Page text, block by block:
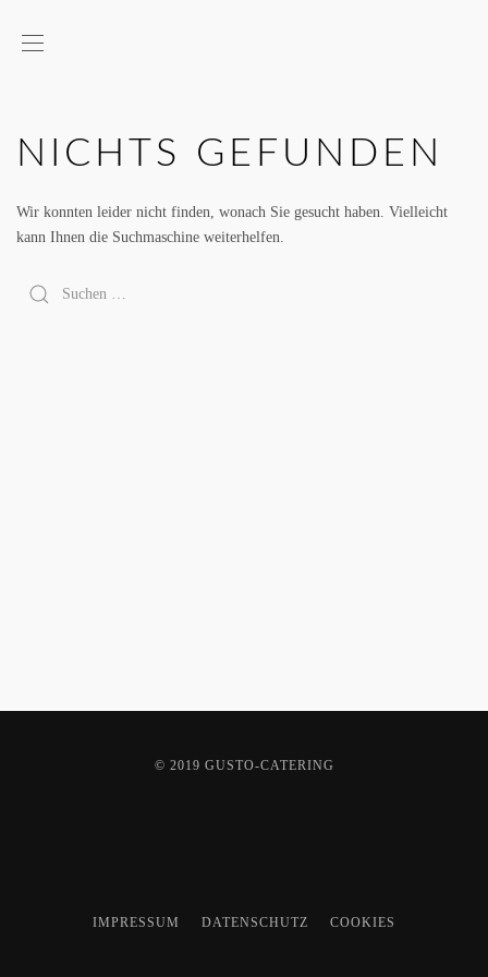
NICHTS GEFUNDEN
Wir konnten leider nicht finden, wonach Sie gesucht haben. Vielleicht
kann Ihnen die Suchmaschine weiterhelfen.
© 2019 GUSTO-CATERING
IMPRESSUM DATENSCHUTZ COOKIES